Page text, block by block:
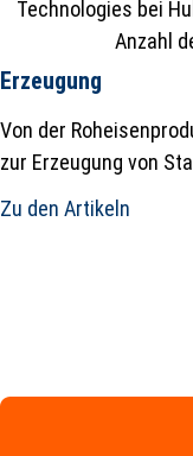
Erzeugung
Von der
zur Erzeugung von
Zu den Artikeln